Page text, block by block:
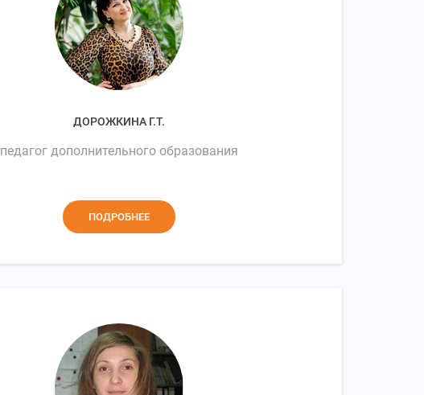
ДОРОЖКИНА Г.Т.
педагог дополнительного образования
ПОДРОБНЕЕ